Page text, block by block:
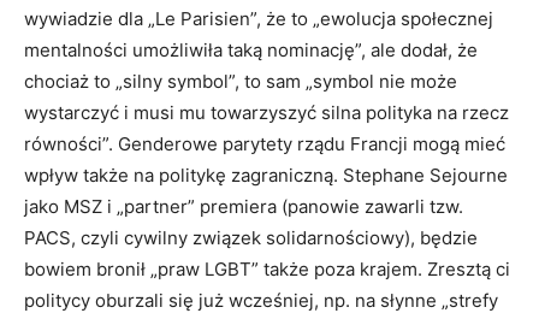
wywiadzie dla „Le Parisien”, że to „ewolucja społecznej
mentalności umożliwiła taką nominację”, ale dodał, że
chociaż to „silny symbol”, to sam „symbol nie może
wystarczyć i musi mu towarzyszyć silna polityka na rzecz
równości”. Genderowe parytety rządu Francji mogą mieć
wpływ także na politykę zagraniczną. Stephane Sejourne
jako MSZ i „partner” premiera (panowie zawarli tzw.
PACS, czyli cywilny związek solidarnościowy), będzie
bowiem bronił „praw LGBT” także poza krajem. Zresztą ci
politycy oburzali się już wcześniej, np. na słynne „strefy